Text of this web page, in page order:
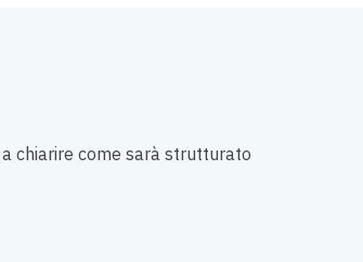
chiarire come sarà strutturato